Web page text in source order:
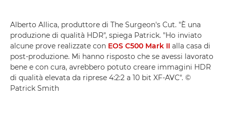
Alberto Allica, produttore di The Surgeon's Cut. "È una
produzione di qualità HDR", spiega Patrick. "Ho inviato
alcune prove realizzate con EOS C500 Mark II alla casa di
post-produzione. Mi hanno risposto che se avessi lavorato
bene e con cura, avrebbero potuto creare immagini HDR
di qualità elevata da riprese 4:2:2 a 10 bit XF-AVC". ©
Patrick Smith